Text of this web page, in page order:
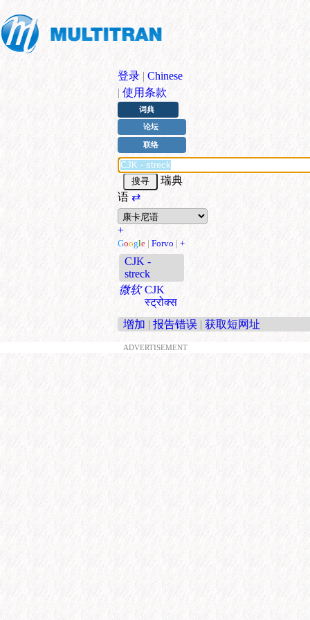
登录 | Chinese
| 使用条款
词典
论坛
联络
瑞典
语 ⇄
+
Google | Forvo | +
CJK -
streck
微软 CJK
स्ट्रोक्स
增加 | 报告错误 | 获取短网址
ADVERTISEMENT